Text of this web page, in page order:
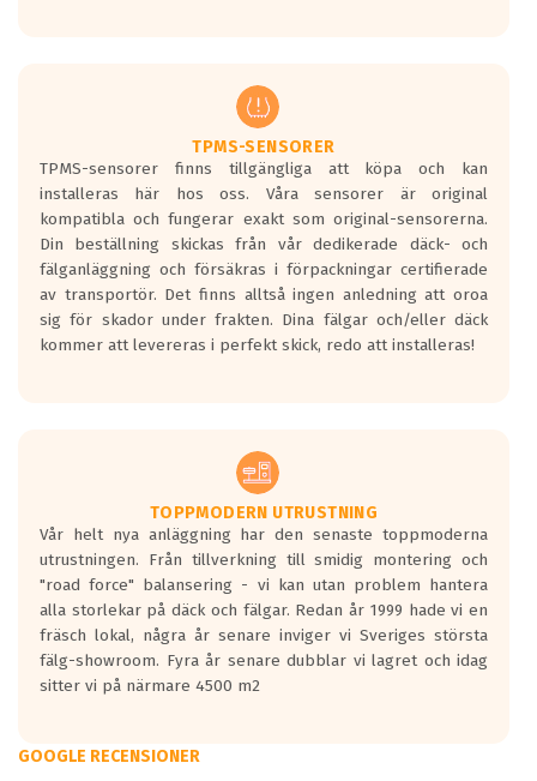
regelverket som introduceras år 2016.
Ett däck med två svarta vågor är redan
godkända för år 2016 nya regelverk.
Ett däck med en svart våg kommer vara
minst tre decibel tystare än det
regelverk som börjar gälla 2016.
TPMS-SENSORER
TPMS-sensorer finns tillgängliga att köpa och kan
installeras här hos oss. Våra sensorer är original
kompatibla och fungerar exakt som original-sensorerna.
Din beställning skickas från vår dedikerade däck- och
fälganläggning och försäkras i förpackningar certifierade
av transportör. Det finns alltså ingen anledning att oroa
sig för skador under frakten. Dina fälgar och/eller däck
kommer att levereras i perfekt skick, redo att installeras!
TOPPMODERN UTRUSTNING
Vår helt nya anläggning har den senaste toppmoderna
utrustningen. Från tillverkning till smidig montering och
"road force" balansering - vi kan utan problem hantera
alla storlekar på däck och fälgar. Redan år 1999 hade vi en
fräsch lokal, några år senare inviger vi Sveriges största
fälg-showroom. Fyra år senare dubblar vi lagret och idag
sitter vi på närmare 4500 m2
GOOGLE RECENSIONER